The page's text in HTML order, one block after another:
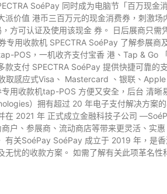
SoéPay 同时成为电脑节「百万现⾦
价值 港币三百万元的现⾦消费券，刺激
⽅可认证及使⽤该现⾦ 券。 ⽇后展商只需
⽤收款机 SPECTRA SoéPay 了解参展商
POS，⼀机收齐⽀付宝香 港、Tap & Go
⽀付 SPECTRA SoéPay 提供快捷可靠的
取感应式Visa、 Mastercard 、银联、
⽤收款机tap-POS ⽅便⼜安全，后台 清晰
）拥有超过 20 年电⼦⽀付解决⽅案
在 2021 年 正式成立⾦融科技⼦公司
户、参展商、流动商店等带来更灵活、实
关SoéPay SoéPay 成立于 2019 年，是
忧的收款⽅案。 如需了解有关此项⾰名性